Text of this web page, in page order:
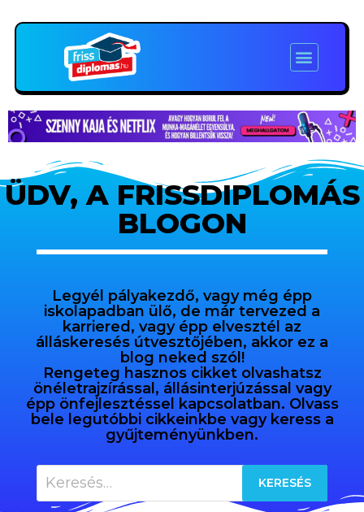
ÜDV, A FRISSDIPLOMÁS
BLOGON
Legyél pályakezdő, vagy még épp
iskolapadban ülő, de már tervezed a
karriered, vagy épp elvesztél az
álláskeresés útvesztőjében, akkor ez a
blog neked szól!
Rengeteg hasznos cikket olvashatsz
önéletrajzírással, állásinterjúzással vagy
épp önfejlesztéssel kapcsolatban. Olvass
bele legutóbbi cikkeinkbe vagy keress a
gyűjteményünkben.